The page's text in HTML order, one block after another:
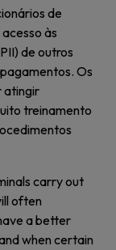
de
às
de outros
Os
atingir
treinamento
carry out
often
a better
when certain